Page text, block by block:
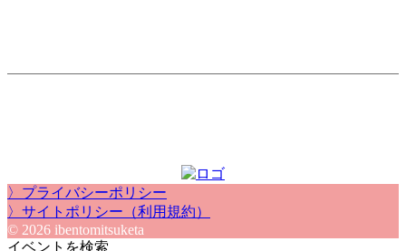
〉プライバシーポリシー
〉サイトポリシー（利用規約）
© 2026 ibentomitsuketa
イベントを検索